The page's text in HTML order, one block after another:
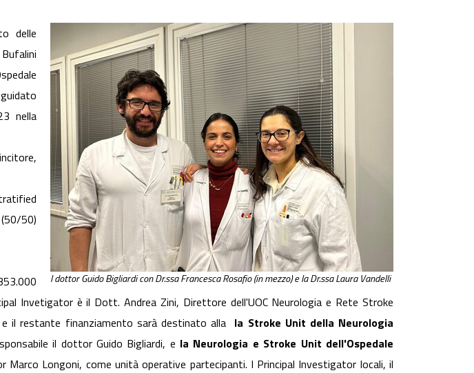
l dottor Guido Bigliardi con Dr.ssa Francesca Rosafio (in mezzo) e la Dr.ssa Laura Vandelli
delle
nella
50)
Invetigator è il Dott. Andrea Zini, Direttore dell'UOC Neurologia e Rete Stroke
e il restante finanziamento sarà destinato alla la Stroke Unit della Neurologia
il dottor Guido Bigliardi, e la Neurologia e Stroke Unit dell'Ospedale
Marco Longoni, come unità operative partecipanti. I Principal Investigator locali, il